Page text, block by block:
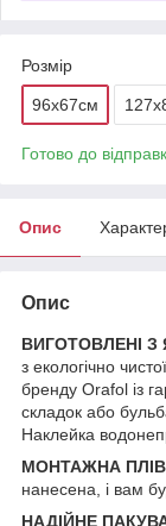
Розмір
96x67см
Готово до
Опис
Опис
ВИГОТОВЛЕНІ З
з екологічно
бренду Orafol із
складок або
Наклейка
МОНТАЖНА
нанесена, і вам
НАДІЙНЕ